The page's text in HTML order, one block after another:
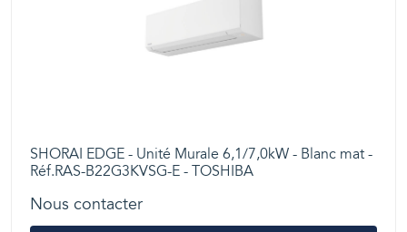
SHORAI EDGE - Unité Murale 6,1/7,0kW - Blanc mat -
Réf.RAS-B22G3KVSG-E - TOSHIBA
Nous contacter